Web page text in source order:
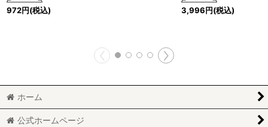
972円(税込) 3,996円(税込)
ホーム
公式ホームページ